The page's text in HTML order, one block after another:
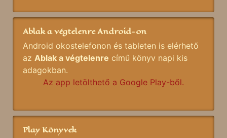
Ablak a végtelenre Android-on
Android okostelefonon és tableten is elérhető
az Ablak a végtelenre című könyv napi kis
adagokban.
Az app letölthető a Google Play-ből.
Play Könyvek